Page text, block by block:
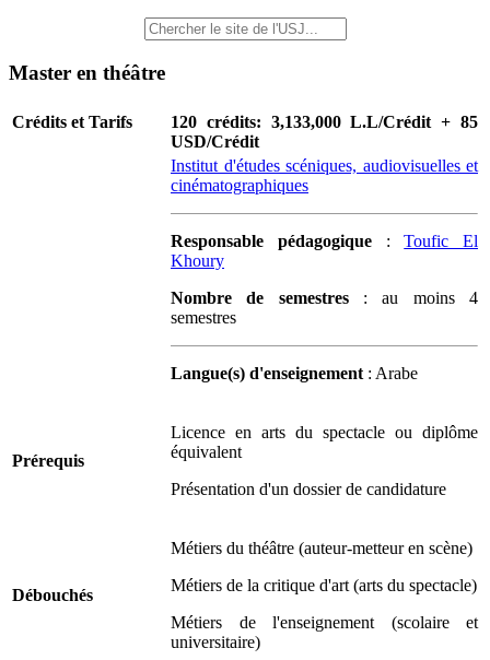
Master en théâtre
Crédits et Tarifs
120 crédits: 3,133,000 L.L/Crédit + 85
USD/Crédit
Institut d'études scéniques, audiovisuelles et
cinématographiques
Responsable pédagogique:Toufic El
Khoury
Nombre de semestres: au moins 4
semestres
Langue(s) d'enseignement: Arabe
Prérequis
Licence en arts du spectacle ou diplôme
équivalent
Présentation d'un dossier de candidature
Débouchés
Métiers du théâtre (auteur-metteur en scène)
Métiers de la critique d'art (arts du spectacle)
Métiers de l'enseignement (scolaire et
universitaire)